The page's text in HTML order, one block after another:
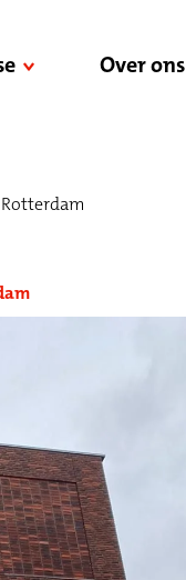
Over ons